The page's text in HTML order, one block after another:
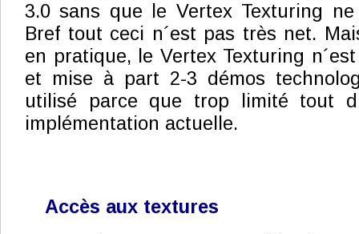
3.0 sans que le Vertex Texturing
Bref tout ceci n´est pas très net.
en pratique, le Vertex Texturing
et mise à part 2-3 démos
utilisé parce que trop limité tout
implémentation actuelle.
Accès aux textures